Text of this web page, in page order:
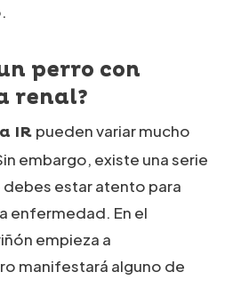
perro con
renal?
IR pueden variar mucho
embargo, existe una serie
debes estar atento para
enfermedad. En el
empieza a
manifestará alguno de